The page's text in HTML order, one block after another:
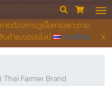
กต้องการดูเนื้อหาเฉพาะตาม
ค้าแบบออนไลน์
ภาษาไทย X
 
Farmer Brand